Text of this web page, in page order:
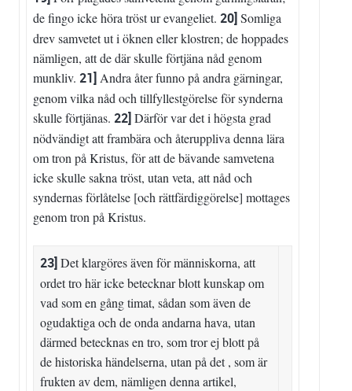
de fingo icke höra tröst ur evangeliet. 20] Somliga
drev samvetet ut i öknen eller klostren; de hoppades
nämligen, att de där skulle förtjäna nåd genom
munkliv. 21] Andra åter funno på andra gärningar,
genom vilka nåd och tillfyllestgörelse för synderna
skulle förtjänas. 22] Därför var det i högsta grad
nödvändigt att frambära och återuppliva denna lära
om tron på Kristus, för att de bävande samvetena
icke skulle sakna tröst, utan veta, att nåd och
syndernas förlåtelse [och rättfärdiggörelse] mottages
genom tron på Kristus.
23] Det klargöres även för människorna, att
ordet tro här icke betecknar blott kunskap om
vad som en gång timat, sådan som även de
ogudaktiga och de onda andarna hava, utan
därmed betecknas en tro, som tror ej blott på
de historiska händelserna, utan på det , som är
frukten av dem, nämligen denna artikel,